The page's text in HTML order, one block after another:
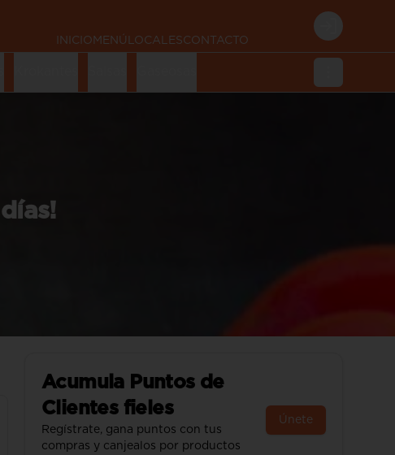
INICIO MENÚ LOCALESCONTACTO
Login
Acumula Puntos de
Clientes fieles
Regístrate, gana puntos con tus
compras y canjealos por productos
Únete